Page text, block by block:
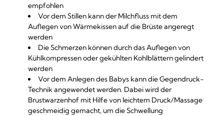
empfohlen
Vor dem Stillen kann der Milchfluss mit dem
Auflegen von Wärmekissen auf die Brüste angeregt
werden
Die Schmerzen können durch das Auflegen von
Kühlkompressen oder gekühlten Kohlblättern gelindert
werden
Vor dem Anlegen des Babys kann die Gegendruck-
Technik angewendet werden. Dabei wird der
Brustwarzenhof mit Hilfe von leichtem Druck/Massage
geschmeidig gemacht, um die Schwellung